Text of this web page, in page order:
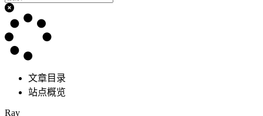
文章目录
站点概览
Ray